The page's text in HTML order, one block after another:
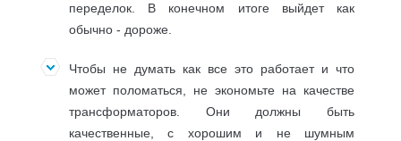
переделок. В конечном итоге выйдет как
обычно - дороже.
Чтобы не думать как все это работает и что
может поломаться, не экономьте на качестве
трансформаторов. Они должны быть
качественные, с хорошим и не шумным